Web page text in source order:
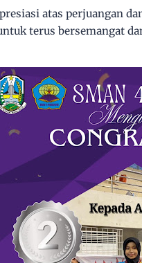
atas perjuangan
terus bersemangat